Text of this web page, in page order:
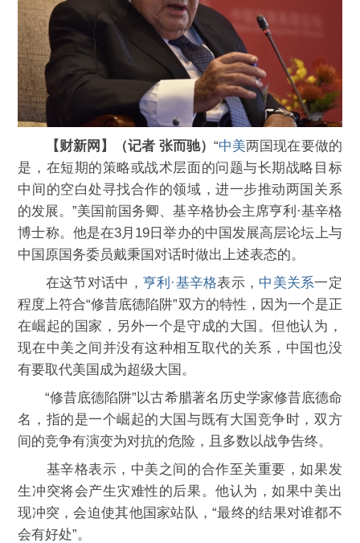
【财新网】（记者 张而驰）“中美两国现在要做的
是，在短期的策略或战术层面的问题与长期战略目标
中间的空白处寻找合作的领域，进一步推动两国关系
的发展。”美国前国务卿、基辛格协会主席亨利·基辛格
博士称。他是在3月19日举办的中国发展高层论坛上与
中国原国务委员戴秉国对话时做出上述表态的。
在这节对话中， 亨利·基辛格表示， 中美关系一定
程度上符合“修昔底德陷阱”双方的特性，因为一个是正
在崛起的国家，另外一个是守成的大国。但他认为，
现在中美之间并没有这种相互取代的关系，中国也没
有要取代美国成为超级大国。
“修昔底德陷阱”以古希腊著名历史学家修昔底德命
名，指的是一个崛起的大国与既有大国竞争时，双方
间的竞争有演变为对抗的危险，且多数以战争告终。
基辛格表示，中美之间的合作至关重要，如果发
生冲突将会产生灾难性的后果。他认为，如果中美出
现冲突，会迫使其他国家站队，“最终的结果对谁都不
会有好处”。